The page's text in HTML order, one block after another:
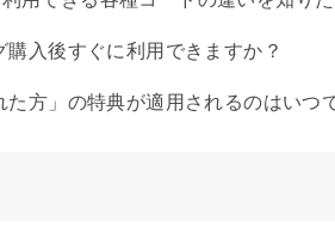
購入後すぐに利用できますか？
た方」の特典が適用されるのはいつ